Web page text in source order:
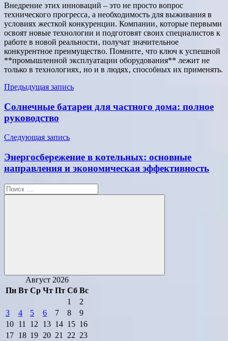
Внедрение этих инноваций – это не просто вопрос
технического прогресса‚ а необходимость для выживания в
условиях жесткой конкуренции. Компании‚ которые первыми
освоят новые технологии и подготовят своих специалистов к
работе в новой реальности‚ получат значительное
конкурентное преимущество. Помните‚ что ключ к успешной
**промышленной эксплуатации оборудования** лежит не
только в технологиях‚ но и в людях‚ способных их применять.
Навигация
по
записям
Предыдущая запись
Солнечные батареи для частного дома: полное
руководство
Следующая запись
Энергосбережение в котельных: основные
направления и экономическая эффективность
Поиск
для:
Поиск
Август 2026
Пн Вт Ср Чт Пт Сб Вс
1
2
3
4 5 6 7 8
9
10 11 12 13 14 15 16
17 18 19 20 21 22 23